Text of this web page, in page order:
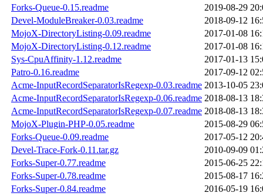
Forks-Queue-0.15.readme
2019-08-29
Devel-ModuleBreaker-0.03.readme
2018-09-12
MojoX-DirectoryListing-0.09.readme
2017-01-08
MojoX-DirectoryListing-0.12.readme
2017-01-08
Sys-CpuAffinity-1.12.readme
2017-01-13
Patro-0.16.readme
2017-09-12
Acme-InputRecordSeparatorIsRegexp-0.03.readme 2013-10-05
Acme-InputRecordSeparatorIsRegexp-0.06.readme 2018-08-13
Acme-InputRecordSeparatorIsRegexp-0.07.readme 2018-08-13
MojoX-Plugin-PHP-0.05.readme
2015-08-29
Forks-Queue-0.09.readme
2017-05-12
Devel-Trace-Fork-0.11.tar.gz
2010-09-09
Forks-Super-0.77.readme
2015-06-25
Forks-Super-0.78.readme
2015-08-17
Forks-Super-0.84.readme
2016-05-19